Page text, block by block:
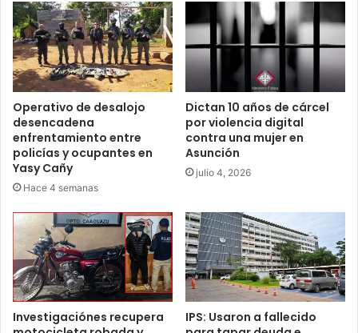
Operativo de desalojo
desencadena
enfrentamiento entre
policías y ocupantes en
Yasy Cañy
Hace 4 semanas
Dictan 10 años de cárcel
por violencia digital
contra una mujer en
Asunción
julio 4, 2026
Investigaciónes recupera
IPS: Usaron a fallecido